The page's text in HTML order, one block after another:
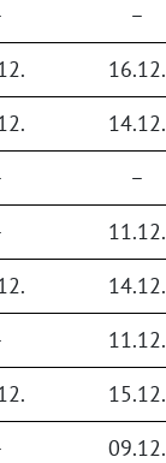
–
16.12.
14.12.
–
11.12.
14.12.
11.12.
15.12.
09.12.